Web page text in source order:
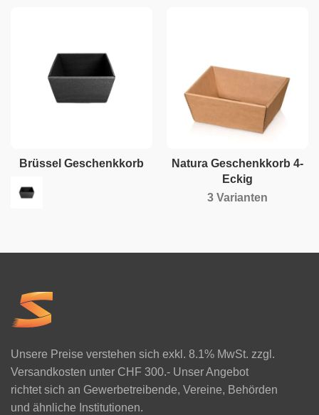
Brüssel Geschenkkorb
Natura Geschenkkorb 4-
Eckig
3 Varianten
Unsere Preise verstehen sich exkl. 8.1% MwSt. zzgl.
Versandkosten unter CHF 300.- Unser Angebot
richtet sich an Gewerbetreibende, Vereine, Behörden
und ähnliche Institutionen.